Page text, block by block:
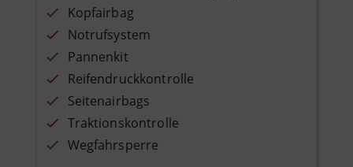
Kopfairbag
Notrufsystem
Pannenkit
Reifendruckkontrolle
Seitenairbags
Traktionskontrolle
Wegfahrsperre